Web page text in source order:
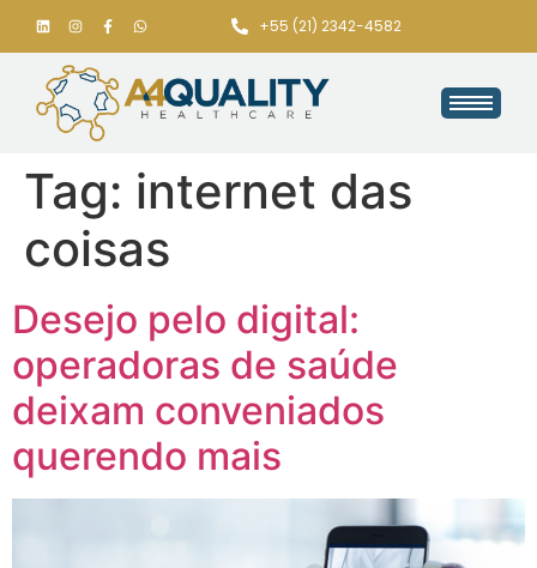
+55 (21) 2342-4582
Tag: internet das
coisas
Desejo pelo digital:
operadoras de saúde
deixam conveniados
querendo mais